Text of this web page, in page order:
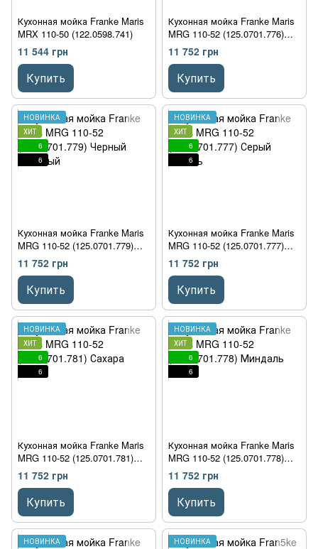
Кухонная мойка Franke Maris
MRX 110-50 (122.0598.741)
11 544 грн
Купить
Кухонная мойка Franke Maris
MRG 110-52 (125.0701.776)
Оникс
11 752 грн
Купить
НОВИНКА
ХИТ
6
6
Кухонная мойка Franke Maris
MRG 110-52 (125.0701.779)
Черный матовый
11 752 грн
Купить
НОВИНКА
ХИТ
6
6
Кухонная мойка Franke Maris
MRG 110-52 (125.0701.777)
Серый камень
11 752 грн
Купить
НОВИНКА
ХИТ
6
6
Кухонная мойка Franke Maris
MRG 110-52 (125.0701.781)
Сахара
11 752 грн
Купить
НОВИНКА
ХИТ
6
6
Кухонная мойка Franke Maris
MRG 110-52 (125.0701.778)
Миндаль
11 752 грн
Купить
НОВИНКА
НОВИНКА